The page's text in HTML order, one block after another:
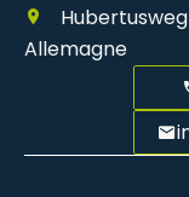
Allemagne